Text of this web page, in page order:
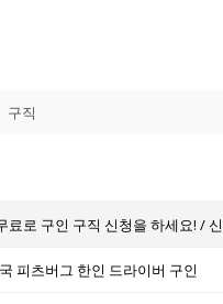
구직
료로 구인 구직 신청을 하세요! /
피츠버그 한인 드라이버 구인